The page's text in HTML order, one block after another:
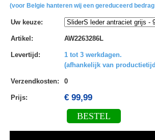
(voor Belgie hanteren wij een gereduceerd
Uw keuze:
Artikel : AW2263286L
Levertijd :
1 tot 3 werkdagen.
(afhankelijk van
Verzendkosten: 0
Prijs: € 99,99
BESTEL